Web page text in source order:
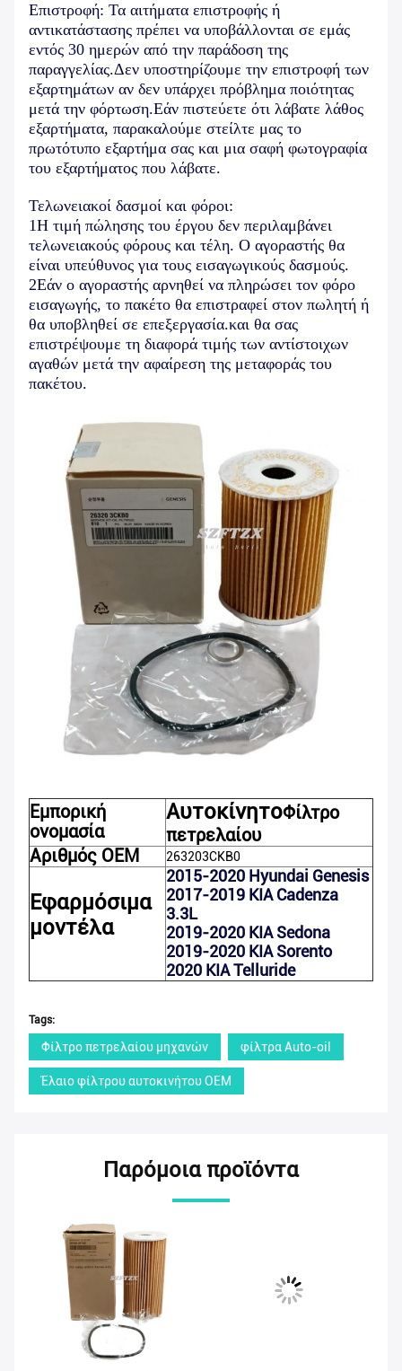
Επιστροφή: Τα αιτήματα επιστροφής ή
αντικατάστασης πρέπει να υποβάλλονται σε εμάς
εντός 30 ημερών από την παράδοση της
παραγγελίας.Δεν υποστηρίζουμε την επιστροφή των
εξαρτημάτων αν δεν υπάρχει πρόβλημα ποιότητας
μετά την φόρτωση.Εάν πιστεύετε ότι λάβατε λάθος
εξαρτήματα, παρακαλούμε στείλτε μας το
πρωτότυπο εξαρτήμα σας και μια σαφή φωτογραφία
του εξαρτήματος που λάβατε.
Τελωνειακοί δασμοί και φόροι:
1Η τιμή πώλησης του έργου δεν περιλαμβάνει
τελωνειακούς φόρους και τέλη. Ο αγοραστής θα
είναι υπεύθυνος για τους εισαγωγικούς δασμούς.
2Εάν ο αγοραστής αρνηθεί να πληρώσει τον φόρο
εισαγωγής, το πακέτο θα επιστραφεί στον πωλητή ή
θα υποβληθεί σε επεξεργασία.και θα σας
επιστρέψουμε τη διαφορά τιμής των αντίστοιχων
αγαθών μετά την αφαίρεση της μεταφοράς του
πακέτου.
Εμπορική
ονομασία
ΑυτοκίνητοΦίλτρο
πετρελαίου
Αριθμός OEM
263203CKB0
Εφαρμόσιμα
μοντέλα
2015-2020 Hyundai Genesis
2017-2019 KIA Cadenza
3.3L
2019-2020 KIA Sedona
2019-2020 KIA Sorento
2020 KIA Telluride
Tags:
Φίλτρο πετρελαίου μηχανών φίλτρα Auto-oil
Έλαιο φίλτρου αυτοκινήτου OEM
Παρόμοια προϊόντα